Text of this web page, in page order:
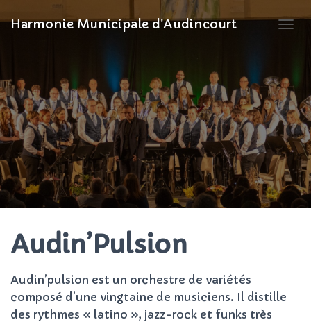
Harmonie Municipale d'Audincourt
Audin’Pulsion
Audin’pulsion est un orchestre de variétés
composé d’une vingtaine de musiciens. Il distille
des rythmes « latino », jazz-rock et funks très